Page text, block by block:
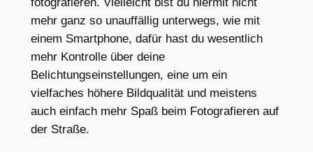
mehr ganz so unauffällig unterwegs, wie mit
einem Smartphone, dafür hast du wesentlich
mehr Kontrolle über deine
Belichtungseinstellungen, eine um ein
vielfaches höhere Bildqualität und meistens
auch einfach mehr Spaß beim Fotografieren auf
der Straße.